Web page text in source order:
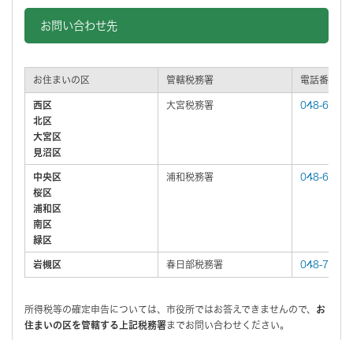
お問い合わせ先
お住まいの区 管轄税務署 電話番号
西区
北区
大宮区
見沼区
大宮税務署 048-641-
中央区
桜区
浦和区
南区
緑区
浦和税務署 048-600-
岩槻区 春日部税務署 048-733-
所得税等の確定申告については、市役所ではお答えできませんので、 お
住まいの区を管轄する上記税務署までお問い合わせください。